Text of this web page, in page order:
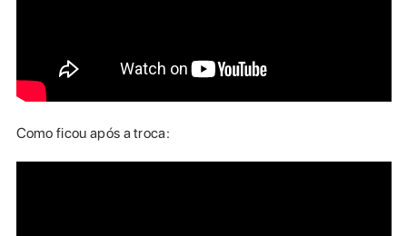
Como ficou após a troca: